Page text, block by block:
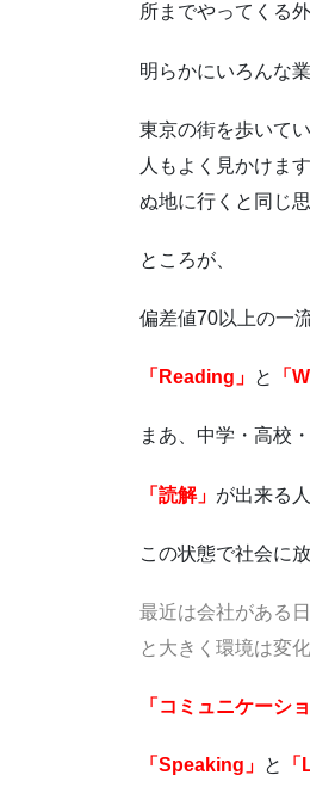
所までやってくる
明らかにいろんな
東京の街を歩いて
人もよく見かけま
ぬ地に行くと同じ
ところが、
偏差値70以上の一
「Reading」 と 「
まあ、中学・高校
「読解」 が出来る
この状態で社会に
最近は会社がある
と大きく環境は変
「コミュニケーシ
「Speaking」 と